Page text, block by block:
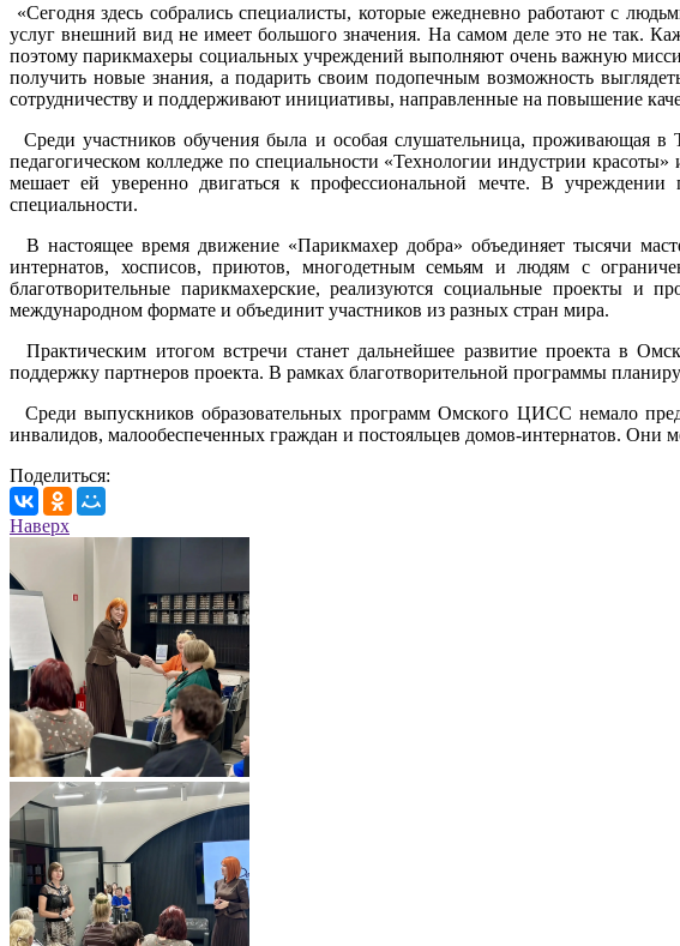
«Сегодня здесь собрались специалисты, которые ежедневно работают с
услуг внешний вид не имеет большого значения. На самом деле это не так.
поэтому парикмахеры социальных учреждений выполняют очень важную
получить новые знания, а подарить своим подопечным возможность
сотрудничеству и поддерживают инициативы, направленные на повышение
Среди участников обучения была и особая слушательница, проживающая в
педагогическом колледже по специальности «Технологии индустрии
мешает ей уверенно двигаться к профессиональной мечте. В
специальности.
В настоящее время движение «Парикмахер добра» объединяет тысячи
интернатов, хосписов, приютов, многодетным семьям и людям с
благотворительные парикмахерские, реализуются социальные проекты и
международном формате и объединит участников из разных стран мира.
Практическим итогом встречи станет дальнейшее развитие проекта в
поддержку партнеров проекта. В рамках благотворительной программы
Среди выпускников образовательных программ Омского ЦИСС немало
инвалидов, малообеспеченных граждан и постояльцев домов-интернатов. Они
Поделиться:
Наверх